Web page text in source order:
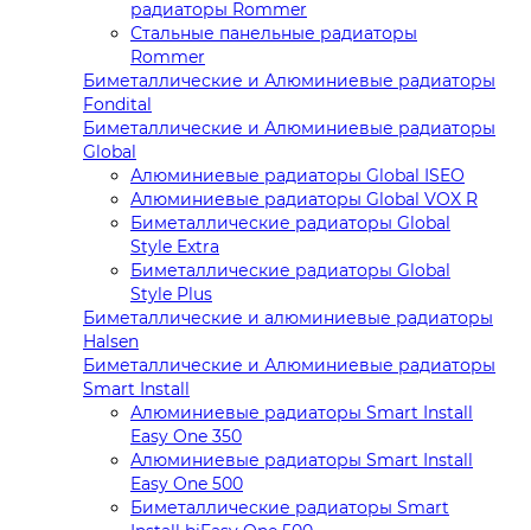
радиаторы Rommer
Стальные панельные радиаторы
Rommer
Биметаллические и Алюминиевые радиаторы
Fondital
Биметаллические и Алюминиевые радиаторы
Global
Алюминиевые радиаторы Global ISEO
Алюминиевые радиаторы Global VOX R
Биметаллические радиаторы Global
Style Extra
Биметаллические радиаторы Global
Style Plus
Биметаллические и алюминиевые радиаторы
Halsen
Биметаллические и Алюминиевые радиаторы
Smart Install
Алюминиевые радиаторы Smart Install
Easy One 350
Алюминиевые радиаторы Smart Install
Easy One 500
Биметаллические радиаторы Smart